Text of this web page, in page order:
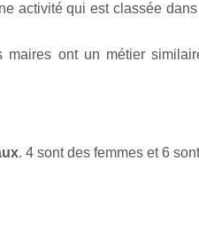
activité qui est classée
ont un métier
. 4 sont des femmes et 6